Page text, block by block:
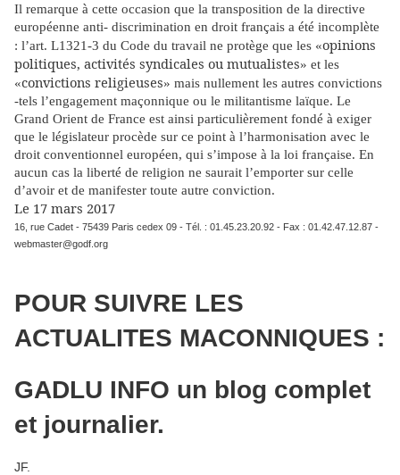
Il remarque à cette occasion que la transposition de la directive
européenne anti- discrimination en droit français a été incomplète
: l’art. L1321-3 du Code du travail ne protège que les «opinions
politiques, activités syndicales ou mutualistes» et les
«convictions religieuses» mais nullement les autres convictions
-tels l’engagement maçonnique ou le militantisme laïque. Le
Grand Orient de France est ainsi particulièrement fondé à exiger
que le législateur procède sur ce point à l’harmonisation avec le
droit conventionnel européen, qui s’impose à la loi française. En
aucun cas la liberté de religion ne saurait l’emporter sur celle
d’avoir et de manifester toute autre conviction.
Le 17 mars 2017
16, rue Cadet - 75439 Paris cedex 09 - Tél. : 01.45.23.20.92 - Fax : 01.42.47.12.87 -
webmaster@godf.org
POUR SUIVRE LES
ACTUALITES MACONNIQUES :
GADLU INFO un blog complet
et journalier.
JF.